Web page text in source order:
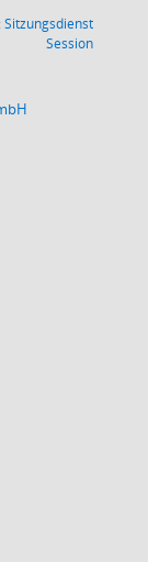
Sitzungsdienst
Session(Wird in